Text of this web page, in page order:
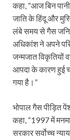
कहा, “आज बिन
जाति के हिंदू और
लंबे समय से गैस
अधिकांश ने अपने
जन्मजात विकृतियों
आपदा के कारण हुई
गया है।”
भोपाल गैस पीड़ित
कहा, “1997 में
सरकार सर्वोच्च